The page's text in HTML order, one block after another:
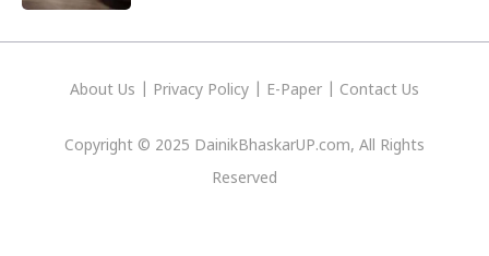
About Us Privacy Policy E-Paper Contact Us
Copyright © 2025 DainikBhaskarUP.com, All Rights
Reserved